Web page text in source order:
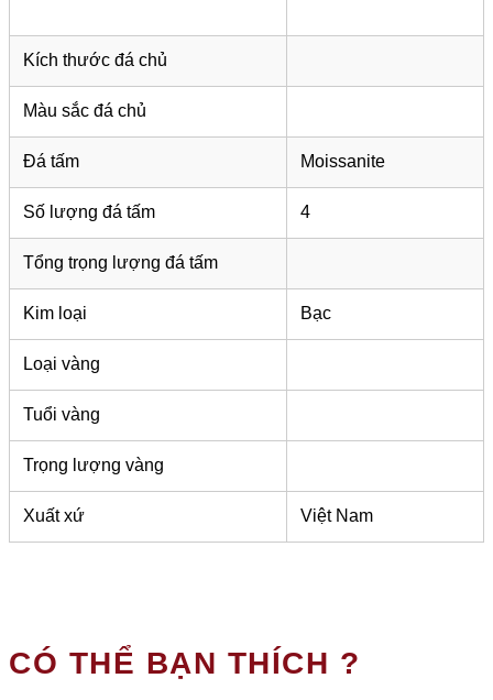
Kích thước đá chủ
Màu sắc đá chủ
Đá tấm Moissanite
Số lượng đá tấm 4
Tổng trọng lượng đá tấm
Kim loại Bạc
Loại vàng
Tuổi vàng
Trọng lượng vàng
Xuất xứ Việt Nam
CÓ THỂ BẠN THÍCH ?